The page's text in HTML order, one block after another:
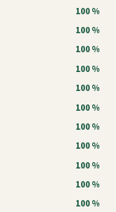
100 %
100 %
100 %
100 %
100 %
100 %
100 %
100 %
100 %
100 %
100 %